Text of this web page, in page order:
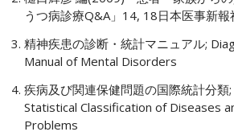
うつ病診療Q&A」14, 18日本医事新報
精神疾患の診断・統計マニュアル;
Manual of Mental Disorders
疾病及び関連保健問題の国際統計分
Statistical Classification of Diseases
Problems